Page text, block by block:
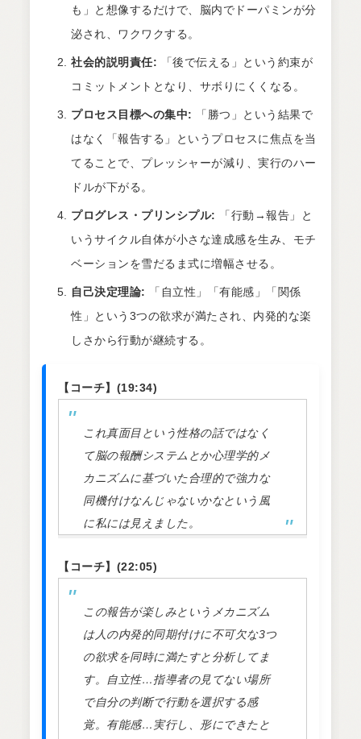
も」と想像するだけで、脳内でドーパミンが分
泌され、ワクワクする。
社会的説明責任: 「後で伝える」という約束が
コミットメントとなり、サボりにくくなる。
プロセス目標への集中:
「勝つ」という結果で
はなく「報告する」というプロセスに焦点を当
てることで、プレッシャーが減り、実行のハー
ドルが下がる。
プログレス・プリンシプル:
「行動→報告」と
いうサイクル自体が小さな達成感を生み、モチ
ベーションを雪だるま式に増幅させる。
自己決定理論:
「自立性」「有能感」「関係
性」という3つの欲求が満たされ、内発的な楽
しさから行動が継続する。
【コーチ】(19:34)
これ真面目という性格の話ではなく
て脳の報酬システムとか心理学的メ
カニズムに基づいた合理的で強力な
同機付けなんじゃないかなという風
に私には見えました。
【コーチ】(22:05)
この報告が楽しみというメカニズム
は人の内発的同期付けに不可欠な3つ
の欲求を同時に満たすと分析してま
す。自立性…指導者の見てない場所
で自分の判断で行動を選択する感
覚。有能感…実行し、形にできたと